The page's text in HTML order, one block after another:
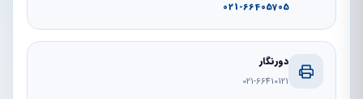
021-66405705
دورنگار
021-66410121